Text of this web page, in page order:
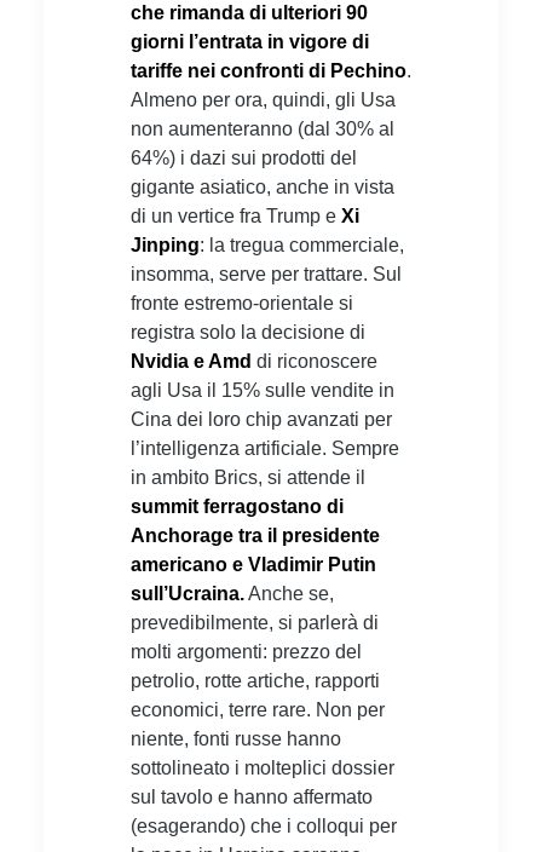
che rimanda di ulteriori 90
giorni l’entrata in vigore di
tariffe nei confronti di Pechino.
Almeno per ora, quindi, gli Usa
non aumenteranno (dal 30% al
64%) i dazi sui prodotti del
gigante asiatico, anche in vista
di un vertice fra Trump e Xi
Jinping: la tregua commerciale,
insomma, serve per trattare. Sul
fronte estremo-orientale si
registra solo la decisione di
Nvidia e Amd di riconoscere
agli Usa il 15% sulle vendite in
Cina dei loro chip avanzati per
l’intelligenza artificiale. Sempre
in ambito Brics, si attende il
summit ferragostano di
Anchorage tra il presidente
americano e Vladimir Putin
sull’Ucraina.Anche se,
prevedibilmente, si parlerà di
molti argomenti: prezzo del
petrolio, rotte artiche, rapporti
economici, terre rare. Non per
niente, fonti russe hanno
sottolineato i molteplici dossier
sul tavolo e hanno affermato
(esagerando) che i colloqui per